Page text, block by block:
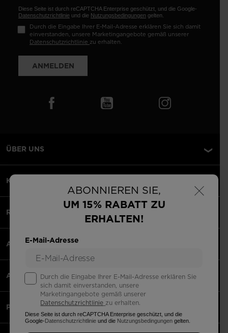
×
ABONNIEREN SIE,
UM 15% RABATT ZU
ERHALTEN!
E-Mail-Adresse
Durch die Eingabe Ihrer E-Mail-Adresse erklären Sie
sich damit einverstanden, unsere
Marketingangebote gemäß unserer
Datenschutzrichtlinie zu erhalten.
Diese Seite ist durch reCAPTCHA Enterprise geschützt, und die
Google- Datenschutzrichtlinie und die Nutzungsbedingungen gelten.
Diese Seite ist durch reCAPTCHA Enterprise geschützt, und die Google-
Datenschutzrichtlinie und die Nutzungsbedingungen gelten.
Durch die Eingabe Ihrer E-Mail-Adresse erklären Sie sich damit
einverstanden, unsere Marketingangebote gemäß unserer
Datenschutzrichtlinie zu erhalten.
ANMELDEN
ÜBER UNS
KUNDENSERVICE
RECHTLICHES
AKZEPTIERTE ZAHLUNGEN
APPS
PARTNERS